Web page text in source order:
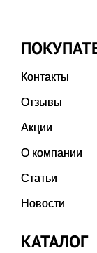
Контакты
Отзывы
Акции
О компании
Статьи
Новости
КАТАЛОГ